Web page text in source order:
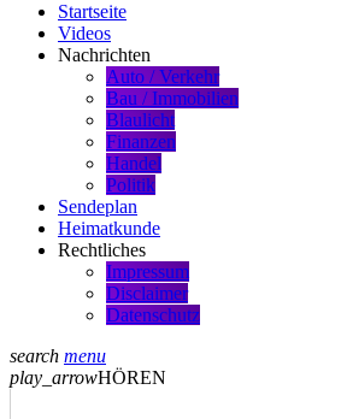
Startseite
Videos
Nachrichten
Auto / Verkehr
Bau / Immobilien
Blaulicht
Finanzen
Handel
Politik
Sendeplan
Heimatkunde
Rechtliches
Impressum
Disclaimer
Datenschutz
search menu
play_arrowHÖREN